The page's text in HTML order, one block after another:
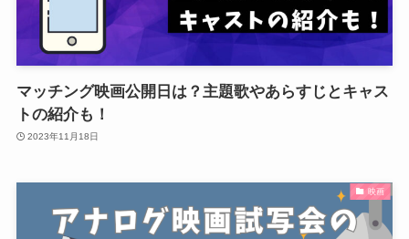
マッチング映画公開日は？主題歌やあらすじとキャス
トの紹介も！
2023年11月18日
映画